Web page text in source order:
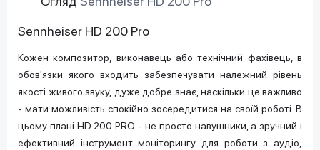
Sennheiser HD 200 Pro
Кожен композитор, виконавець або технічний фахівець, в
обов'язки якого входить забезпечувати належний рівень
якості живого звуку, дуже добре знає, наскільки це важливо
- мати можливість спокійно зосередитися на своїй роботі. В
цьому плані HD 200 PRO - не просто навушники, а зручний і
ефективний інструмент моніторингу для роботи з аудіо,